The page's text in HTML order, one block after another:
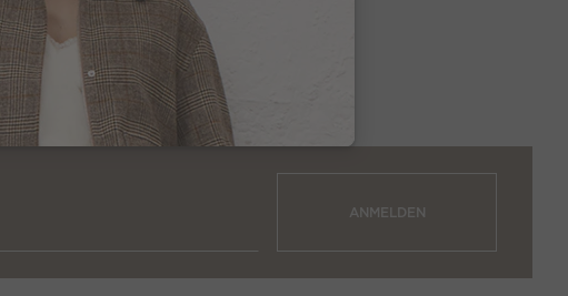
whitecap gray 99,95 €
ANMELDEN